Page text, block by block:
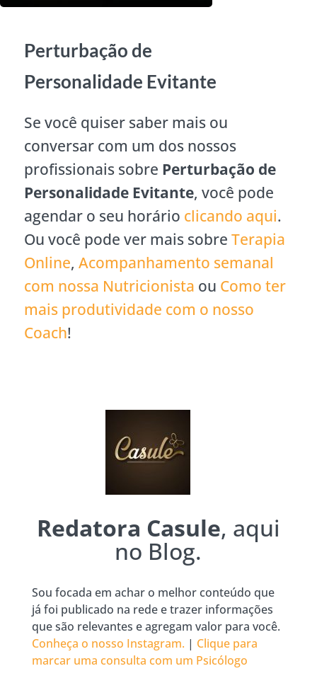
Perturbação de
Personalidade Evitante
Se você quiser saber mais ou
conversar com um dos nossos
profissionais sobre Perturbação de
Personalidade Evitante, você pode
agendar o seu horário clicando aqui.
Ou você pode ver mais sobre Terapia
Online, Acompanhamento semanal
com nossa Nutricionista ou Como ter
mais produtividade com o nosso
Coach!
Redatora Casule, aqui
no Blog.
Sou focada em achar o melhor conteúdo que
já foi publicado na rede e trazer informações
que são relevantes e agregam valor para você.
Conheça o nosso Instagram. | Clique para
marcar uma consulta com um Psicólogo